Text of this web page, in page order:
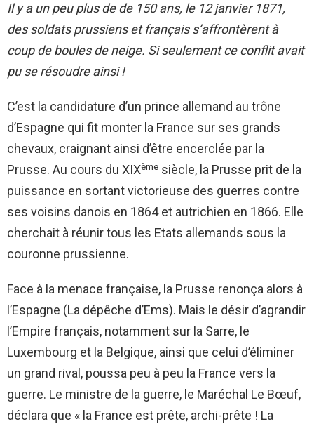
Il y a un peu plus de de 150 ans, le 12 janvier 1871,
des soldats prussiens et français s’affrontèrent à
coup de boules de neige. Si seulement ce conflit avait
pu se résoudre ainsi !
C’est la candidature d’un prince allemand au trône
d’Espagne qui fit monter la France sur ses grands
chevaux, craignant ainsi d’être encerclée par la
Prusse. Au cours du XIXème siècle, la Prusse prit de la
puissance en sortant victorieuse des guerres contre
ses voisins danois en 1864 et autrichien en 1866. Elle
cherchait à réunir tous les Etats allemands sous la
couronne prussienne.
Face à la menace française, la Prusse renonça alors à
l’Espagne (La dépêche d’Ems). Mais le désir d’agrandir
l’Empire français, notamment sur la Sarre, le
Luxembourg et la Belgique, ainsi que celui d’éliminer
un grand rival, poussa peu à peu la France vers la
guerre. Le ministre de la guerre, le Maréchal Le Bœuf,
déclara que « la France est prête, archi-prête ! La